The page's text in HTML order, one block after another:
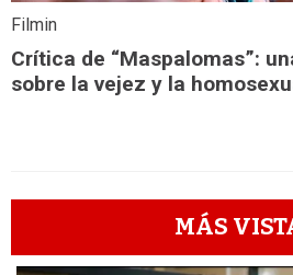
Filmin
Crítica de “Maspalomas”:
sobre la vejez y la
MÁS